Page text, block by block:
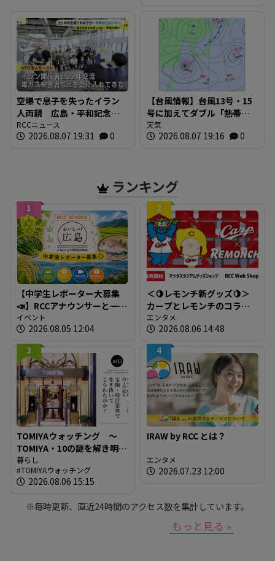
空爆で息子を失ったイラン
人両親 広島・平和記念式
典に参列
RCCニュース
2026.08.07 19:31 0
【台風情報】台風13号・15
号に加えてダブル「熱帯低
気圧」発生へ 13号は「非
常に強い」に発達 最大瞬
天気
2026.08.07 19:16 0
ランキング
1
【中学生レポーター大募集
📣】RCCアナウンサーと一緒
に「広島の食」の現場を取
材しよう！
イベント
2026.08.05 12:04
2
＜🍋レモンチ新グッズ🍋＞
カープとレモンチのコラボ
グッズが登場！
エンタメ
2026.08.06 14:48
3
TOMIYAウォッチング ～
TOMIYA・10の謎を解き明か
す～ 謎03 「なぜTOMIYAは
約1世紀も宝飾・時計業界で
生き抜いてこられたの
暮らし
TOMIYAウォッチング
2026.08.06 15:15
4
IRAW by RCC とは？
エンタメ
2026.07.23 12:00
※毎時更新、直近24時間のアクセス数を集計しています。
もっと見る »